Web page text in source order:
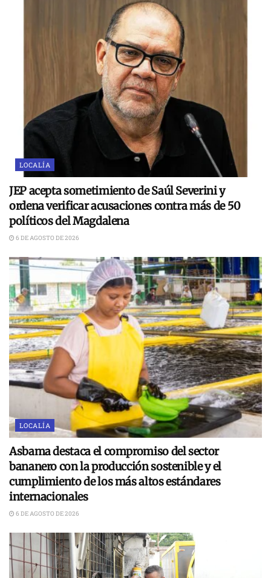
LOCALÍA
JEP acepta sometimiento de Saúl Severini y
ordena verificar acusaciones contra más de 50
políticos del Magdalena
6 DE AGOSTO DE 2026
LOCALÍA
Asbama destaca el compromiso del sector
bananero con la producción sostenible y el
cumplimiento de los más altos estándares
internacionales
6 DE AGOSTO DE 2026